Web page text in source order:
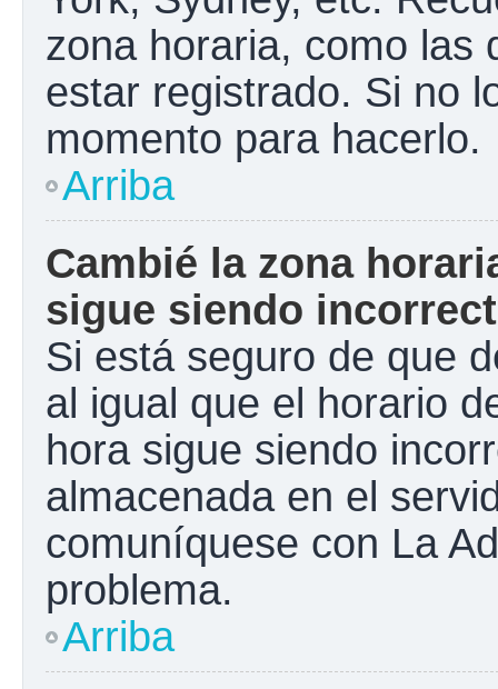
zona horaria, como las
estar registrado. Si no
momento para hacerlo.
Arriba
Cambié la zona
sigue siendo
Si está seguro de que
al igual que el horario
hora sigue siendo
almacenada en el
comuníquese con La
problema.
Arriba